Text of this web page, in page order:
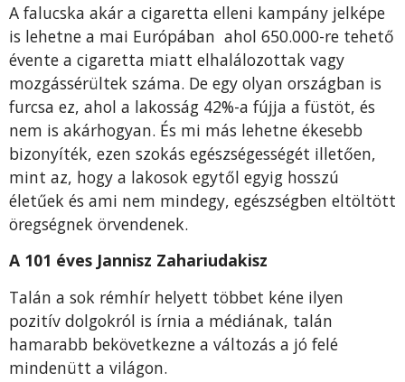
A falucska akár a cigaretta elleni kampány jelképe
is lehetne a mai Európában ahol 650.000-re tehető
évente a cigaretta miatt elhalálozottak vagy
mozgássérültek száma. De egy olyan országban is
furcsa ez, ahol a lakosság 42%-a fújja a füstöt, és
nem is akárhogyan. És mi más lehetne ékesebb
bizonyíték, ezen szokás egészségességét illetően,
mint az, hogy a lakosok egytől egyig hosszú
életűek és ami nem mindegy, egészségben eltöltött
öregségnek örvendenek.
A 101 éves Jannisz Zahariudakisz
Talán a sok rémhír helyett többet kéne ilyen
pozitív dolgokról is írnia a médiának, talán
hamarabb bekövetkezne a változás a jó felé
mindenütt a világon.